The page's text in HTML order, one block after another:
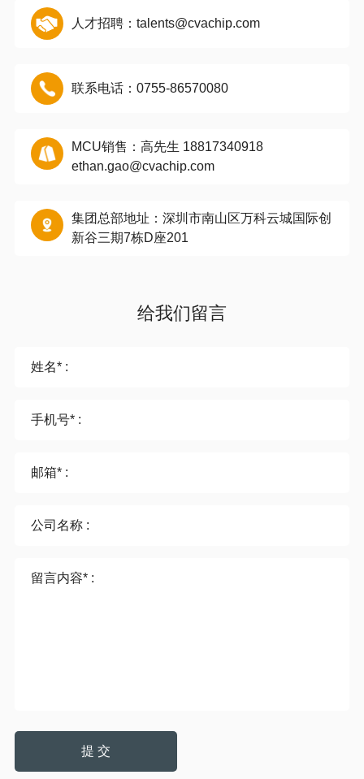
人才招聘：talents@cvachip.com
联系电话：0755-86570080
MCU销售：高先生 18817340918
ethan.gao@cvachip.com
集团总部地址：深圳市南山区万科云城国际创
新谷三期7栋D座201
给我们留言
姓名* :
手机号* :
邮箱* :
公司名称 :
留言内容* :
提 交